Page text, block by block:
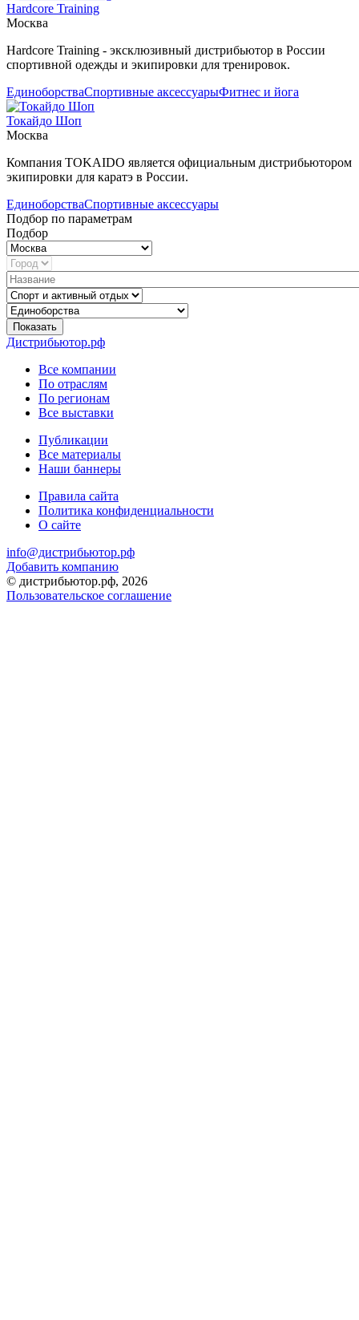
Hardcore Training
Москва
Hardcore Training - эксклюзивный дистрибьютор в России
спортивной одежды и экипировки для тренировок.
ЕдиноборстваСпортивные аксессуарыФитнес и йога
Токайдо Шоп
Москва
Компания TOKAIDO является официальным дистрибьютором
экипировки для каратэ в России.
ЕдиноборстваСпортивные аксессуары
Подбор по параметрам
Подбор
Показать
Дистрибьютор.рф
Все компании
По отраслям
По регионам
Все выставки
Публикации
Все материалы
Наши баннеры
Правила сайта
Политика конфиденциальности
О сайте
info@дистрибьютор.рф
Добавить компанию
© дистрибьютор.рф, 2026
Пользовательское соглашение